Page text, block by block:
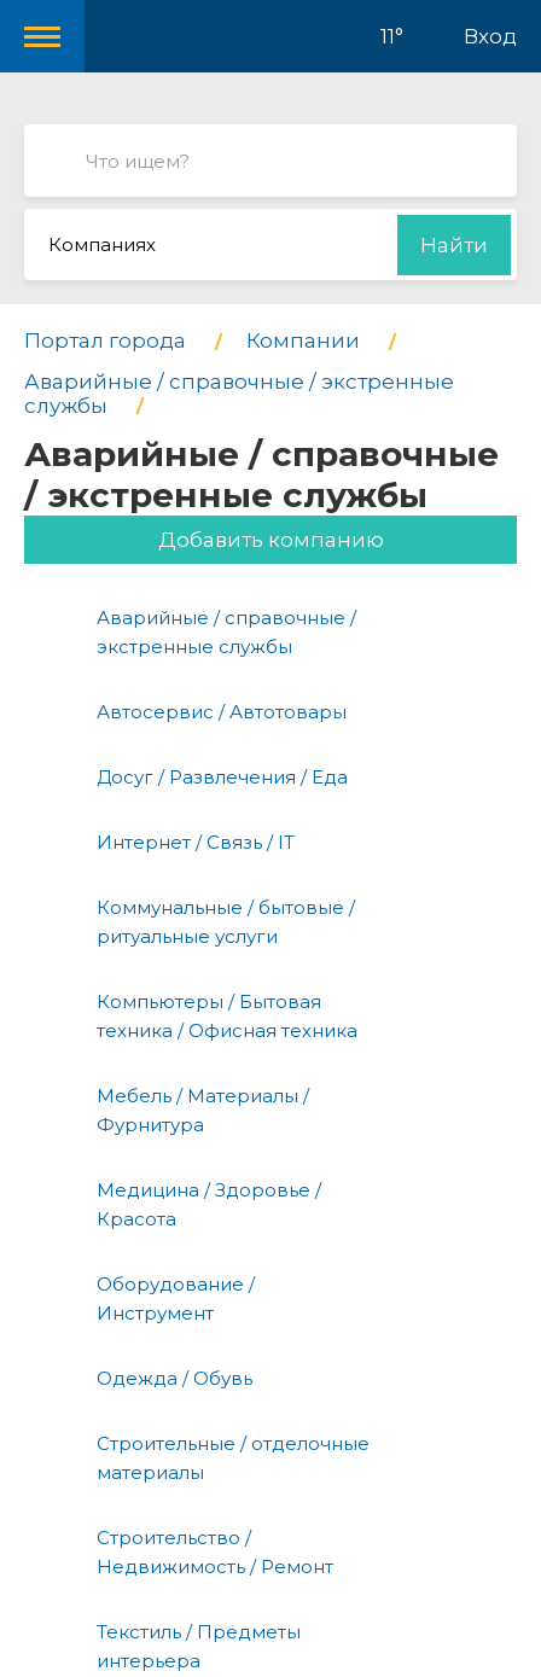
11° Вход
Компаниях Найти
Портал города
Компании
Аварийные / справочные / экстренные
службы
Аварийные / справочные
/ экстренные службы
Добавить компанию
Аварийные / справочные /
экстренные службы
Автосервис / Автотовары
Досуг / Развлечения / Еда
Интернет / Связь / IT
Коммунальные / бытовые /
ритуальные услуги
Компьютеры / Бытовая
техника / Офисная техника
Мебель / Материалы /
Фурнитура
Медицина / Здоровье /
Красота
Оборудование /
Инструмент
Одежда / Обувь
Строительные / отделочные
материалы
Строительство /
Недвижимость / Ремонт
Текстиль / Предметы
интерьера